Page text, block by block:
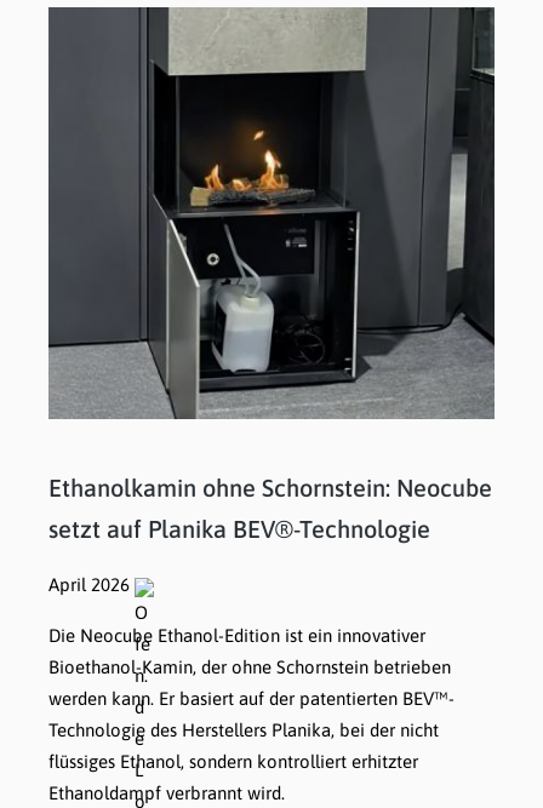
Ethanolkamin ohne Schornstein: Neocube
setzt auf Planika BEV®-Technologie
April 2026
Die Neocube Ethanol-Edition ist ein innovativer
Bioethanol-Kamin, der ohne Schornstein betrieben
werden kann. Er basiert auf der patentierten BEV™-
Technologie des Herstellers Planika, bei der nicht
flüssiges Ethanol, sondern kontrolliert erhitzter
Ethanoldampf verbrannt wird.